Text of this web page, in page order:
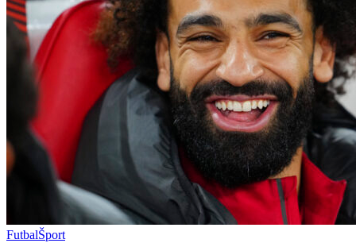
FutbalŠport